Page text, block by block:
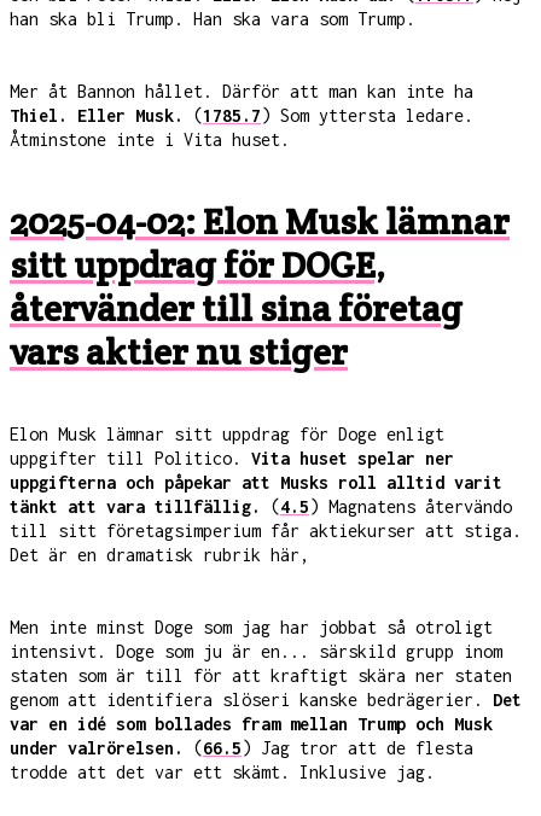
han ska bli Trump. Han ska vara som Trump.
Mer åt Bannon hållet. Därför att man kan inte ha
Thiel. Eller Musk.
(1785.7) Som yttersta ledare.
Åtminstone inte i Vita huset.
2025-04-02: Elon Musk lämnar
sitt uppdrag för DOGE,
återvänder till sina företag
vars aktier nu stiger
Elon Musk lämnar sitt uppdrag för Doge enligt
uppgifter till Politico. Vita huset spelar ner
uppgifterna och påpekar att Musks roll alltid varit
tänkt att vara tillfällig.
(4.5) Magnatens återvändo
till sitt företagsimperium får aktiekurser att stiga.
Det är en dramatisk rubrik här,
Men inte minst Doge som jag har jobbat så otroligt
intensivt. Doge som ju är en... särskild grupp inom
staten som är till för att kraftigt skära ner staten
genom att identifiera slöseri kanske bedrägerier. Det
var en idé som bollades fram mellan Trump och Musk
under valrörelsen.
(66.5) Jag tror att de flesta
trodde att det var ett skämt. Inklusive jag.